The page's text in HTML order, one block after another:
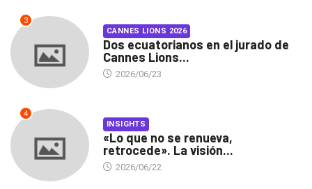
3
CANNES LIONS 2026
Dos ecuatorianos en el jurado de
Cannes Lions...
2026/06/23
4
INSIGHTS
«Lo que no se renueva,
retrocede». La visión...
2026/06/22